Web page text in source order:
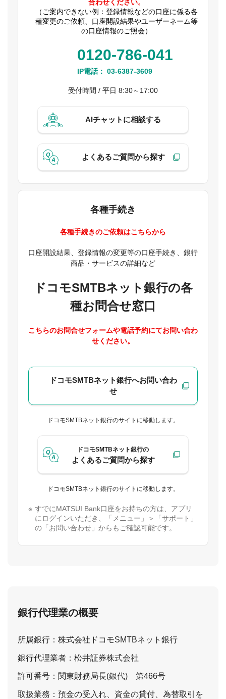
合わせください。
（ご案内できない例：登録情報などの口座に係る各
種変更のご依頼、口座開設結果やユーザーネーム等
の口座情報のご照会）
0120-786-041
IP電話： 03-6387-3609
受付時間 / 平日 8:30～17:00
AIチャットに相談する
よくあるご質問から探す
各種手続き
各種手続きのご依頼はこちらから
口座開設結果、登録情報の変更等の口座手続き、銀行
商品・サービスの詳細など
ドコモSMTBネット銀行の各
種お問合せ窓口
こちらのお問合せフォームや電話予約にてお問い合わ
せください。
ドコモSMTBネット銀行へお問い合わ
せ
ドコモSMTBネット銀行のサイトに移動します。
ドコモSMTBネット銀行の
よくあるご質問から探す
ドコモSMTBネット銀行のサイトに移動します。
すでにMATSUI Bank口座をお持ちの方は、アプリ
にログインいただき、「メニュー」＞「サポート」
の「お問い合わせ」からもご確認可能です。
銀行代理業の概要
所属銀行：株式会社ドコモSMTBネット銀行
銀行代理業者：松井証券株式会社
許可番号：関東財務局長(銀代) 第466号
取扱業務：預金の受入れ、資金の貸付、為替取引を